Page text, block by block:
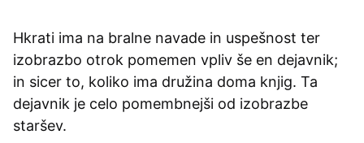
Hkrati ima na bralne navade in uspešnost ter
izobrazbo otrok pomemen vpliv še en dejavnik;
in sicer to, koliko ima družina doma knjig. Ta
dejavnik je celo pomembnejši od izobrazbe
staršev.